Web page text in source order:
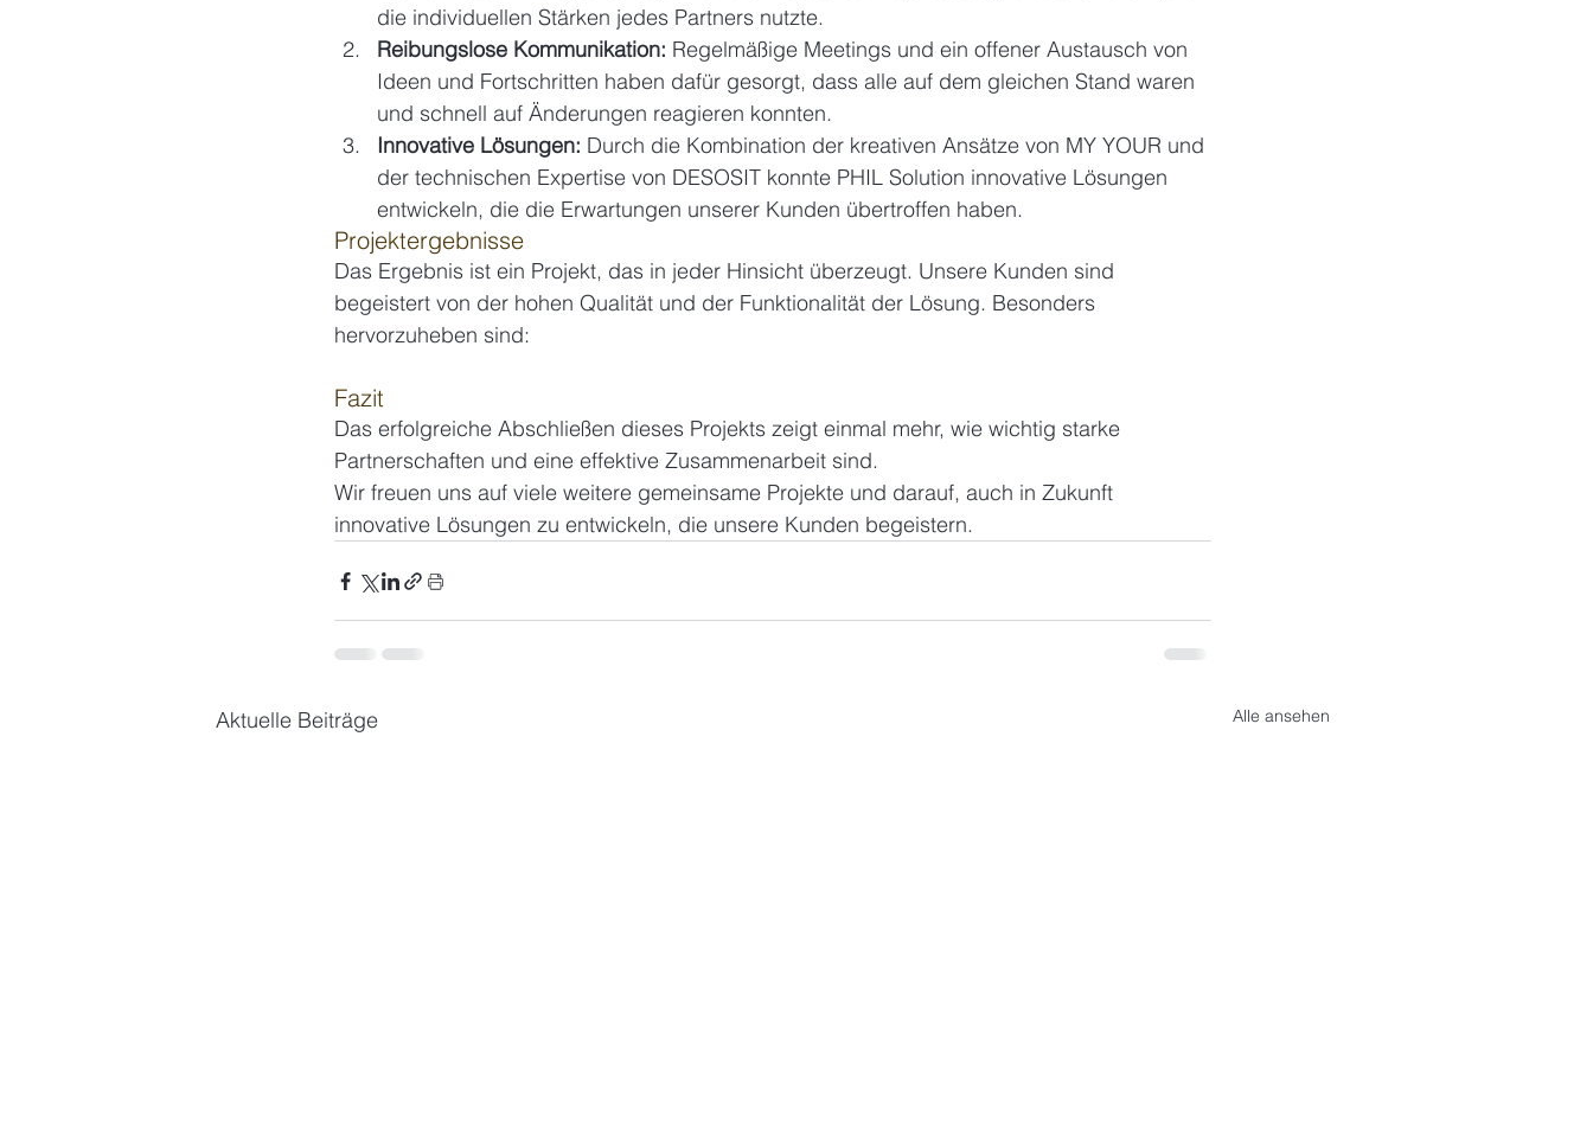
die individuellen Stärken jedes Partners nutzte.
Reibungslose Kommunikation: Regelmäßige Meetings und ein offener Austausch von
Ideen und Fortschritten haben dafür gesorgt, dass alle auf dem gleichen Stand waren
und schnell auf Änderungen reagieren konnten.
Innovative Lösungen: Durch die Kombination der kreativen Ansätze von MY YOUR und
der technischen Expertise von DESOSIT konnte PHIL Solution innovative Lösungen
entwickeln, die die Erwartungen unserer Kunden übertroffen haben.
Projektergebnisse
Das Ergebnis ist ein Projekt, das in jeder Hinsicht überzeugt. Unsere Kunden sind
begeistert von der hohen Qualität und der Funktionalität der Lösung. Besonders
hervorzuheben sind:
Fazit
Das erfolgreiche Abschließen dieses Projekts zeigt einmal mehr, wie wichtig starke
Partnerschaften und eine effektive Zusammenarbeit sind.
Wir freuen uns auf viele weitere gemeinsame Projekte und darauf, auch in Zukunft
innovative Lösungen zu entwickeln, die unsere Kunden begeistern.
Aktuelle Beiträge Alle ansehen